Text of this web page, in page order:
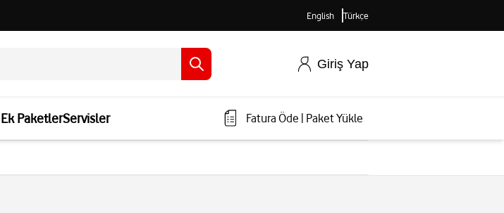
English Türkçe
Giriş Yap
PaketlerServisler Fatura Öde Paket Yükle